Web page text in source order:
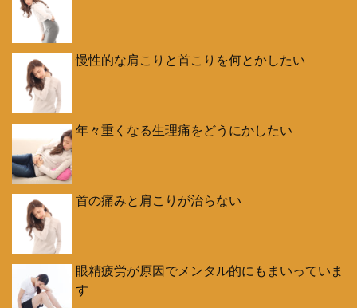
慢性的な肩こりと首こりを何とかしたい
年々重くなる生理痛をどうにかしたい
首の痛みと肩こりが治らない
眼精疲労が原因でメンタル的にもまいっていま
す